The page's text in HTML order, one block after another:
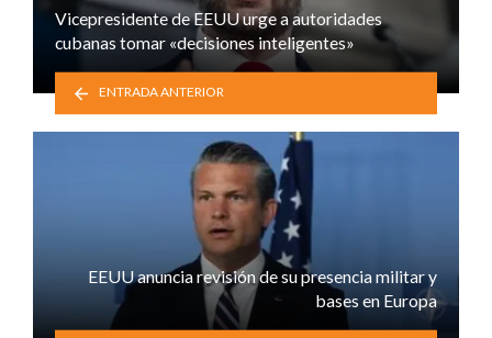
Vicepresidente de EEUU urge a autoridades
cubanas tomar «decisiones inteligentes»
ENTRADA ANTERIOR
EEUU anuncia revisión de su presencia militar y
bases en Europa